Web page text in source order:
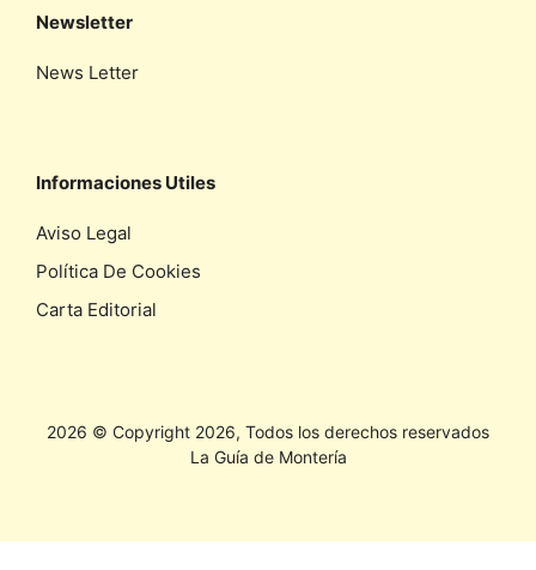
Newsletter
News Letter
Informaciones Utiles
Aviso Legal
Política De Cookies
Carta Editorial
2026 © Copyright 2026, Todos los derechos reservados
La Guía de Montería